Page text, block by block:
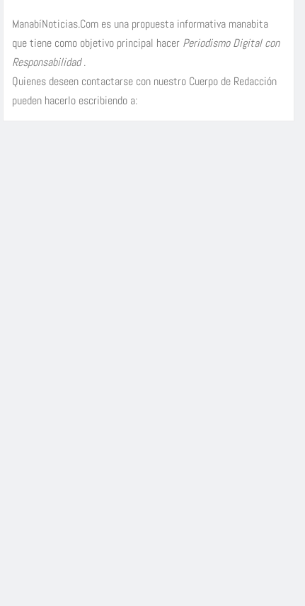
ManabíNoticias.Com es una propuesta informativa manabita
que tiene como objetivo principal hacer Periodismo Digital con
Responsabilidad.
Quienes deseen contactarse con nuestro Cuerpo de Redacción
pueden hacerlo escribiendo a: